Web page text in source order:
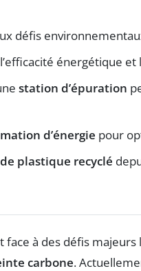
défis
énergétique
station d’épuration
d’énergie pour
plastique recyclé
face à des défis majeurs
carbone.